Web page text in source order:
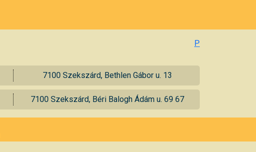
P
7100 Szekszárd, Bethlen Gábor u. 13
7100 Szekszárd, Béri Balogh Ádám u. 69 67